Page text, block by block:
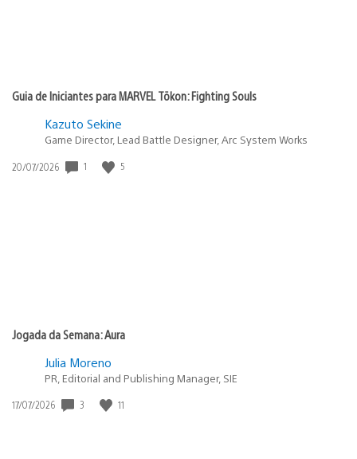
Guia de Iniciantes para MARVEL Tōkon: Fighting Souls
Kazuto Sekine
Game Director, Lead Battle Designer, Arc System Works
Data
20/07/2026 1 5
Jogada da Semana: Aura
Julia Moreno
PR, Editorial and Publishing Manager, SIE
Data
17/07/2026 3 11